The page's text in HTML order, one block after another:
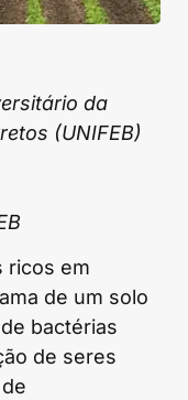
da
(UNIFEB)
ricos em
de um solo
bactérias
de seres